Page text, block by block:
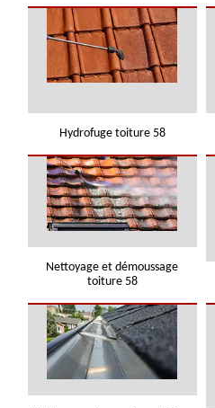
Hydrofuge toiture 58
Nettoyage et démoussage
toiture 58